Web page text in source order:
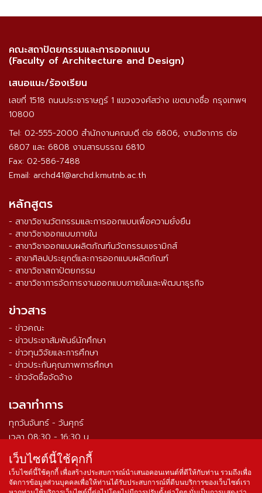
คณะสถาปัตยกรรมและการออกแบบ
(Faculty of Architecture and Design)
เสนอแนะ/ร้องเรียน
เลขที่ 1518 ถนนประชาราษฎร์ 1 แขวงวงศ์สว่าง เขตบางซื่อ กรุงเทพฯ
10800
Tel: 02-555-2000 สำนักงานคณบดี ต่อ 6806, งานวิชาการ ต่อ
6807 และ 6808 งานสารบรรณ 6810
Fax: 02-586-7488
Email: archd41@archd.kmutnb.ac.th
หลักสูตร
- สาขาวิชานวัตกรรมและการออกแบบเพื่อความยั่งยืน
- สาขาวิชาออกแบบภายใน
- สาขาวิชาออกแบบผลิตภัณฑ์นวัตกรรมเซรามิกส์
- สาขาศิลปประยุกต์และการออกแบบผลิตภัณฑ์
- สาขาวิชาสถาปัตยกรรม
- สาขาวิชาการจัดการงานออกแบบภายในและพัฒนาธุรกิจ
ข่าวสาร
- ข่าวคณะ
- ข่าวประชาสัมพันธ์นักศึกษา
- ข่าวทุนวิจัยและการศึกษา
- ข่าวประกันคุณภาพการศึกษา
- ข่าวจัดซื้อจัดจ้าง
เวลาทำการ
ทุกวันจันทร์ - วันศุกร์
เวลา 08:30 - 16:30 น.
จำนวนผู้เข้าชม ตั้งแต่วันที่ 16 ส.ค. 2564 0 3 3 9 5 0 8
เว็บไซต์นี้ใช้คุกกี้
เว็บไซต์นี้ใช้คุกกี้ เพื่อสร้างประสบการณ์นำเสนอคอนเทนต์ที่ดีให้กับท่าน รวมถึงเพื่อ
จัดการข้อมูลส่วนบุคคลเพื่อให้ท่านได้รับประสบการณ์ที่ดีบนบริการของเว็บไซต์เรา